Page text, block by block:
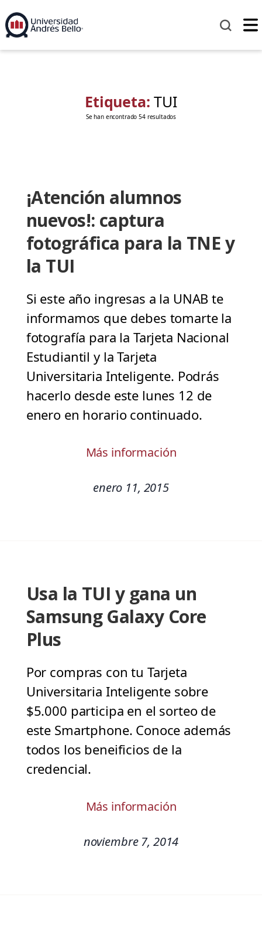
Etiqueta:TUI
Se han encontrado 54 resultados
¡Atención alumnos
nuevos!: captura
fotográfica para la TNE y
la TUI
Si este año ingresas a la UNAB te
informamos que debes tomarte la
fotografía para la Tarjeta Nacional
Estudiantil y la Tarjeta
Universitaria Inteligente. Podrás
hacerlo desde este lunes 12 de
enero en horario continuado.
Más información
enero 11, 2015
Usa la TUI y gana un
Samsung Galaxy Core
Plus
Por compras con tu Tarjeta
Universitaria Inteligente sobre
$5.000 participa en el sorteo de
este Smartphone. Conoce además
todos los beneificios de la
credencial.
Más información
noviembre 7, 2014